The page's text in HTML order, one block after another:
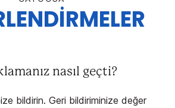
nasıl geçti?
bildirin. Geri bildiriminize değer